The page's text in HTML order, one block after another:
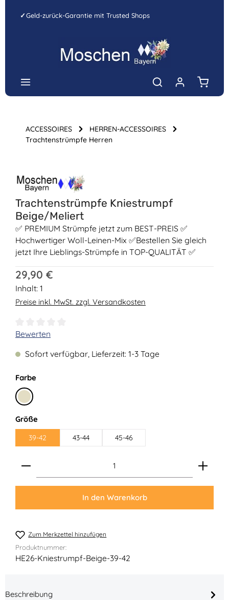
Zum Hauptinhalt springen
✓Geld-zurück-Garantie mit Trusted Shops
ACCESSOIRES
HERREN-ACCESSOIRES
Trachtenstrümpfe Herren
Trachtenstrümpfe Kniestrumpf
Beige/Meliert
✅ PREMIUM Strümpfe jetzt zum BEST-PREIS ✅
Hochwertiger Woll-Leinen-Mix ✅Bestellen Sie gleich
jetzt Ihre Lieblings-Strümpfe in TOP-QUALITÄT ✅
Regulärer Preis:
29,90 €
Inhalt: 1
Preise inkl. MwSt. zzgl. Versandkosten
Durchschnittliche Bewertung von 0 von 5 Sternen
Bewerten
Sofort verfügbar, Lieferzeit: 1-3 Tage
Farbeauswählen
Beige
Größeauswählen
39-42 43-44 45-46
Produkt Anzahl: Gib den gewünschten Wert ein
In den Warenkorb
Zum Merkzettel hinzufügen
Produktnummer:
HE26-Kniestrumpf-Beige-39-42
Beschreibung